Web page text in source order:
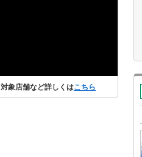
対象店舗など詳しくはこちら